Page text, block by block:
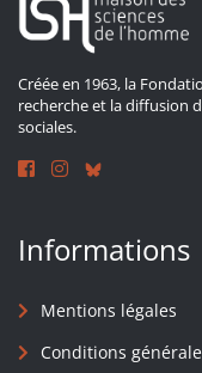
Créée en 1963, la
recherche et la diffusion
sociales.
Informations
Mentions légales
Conditions